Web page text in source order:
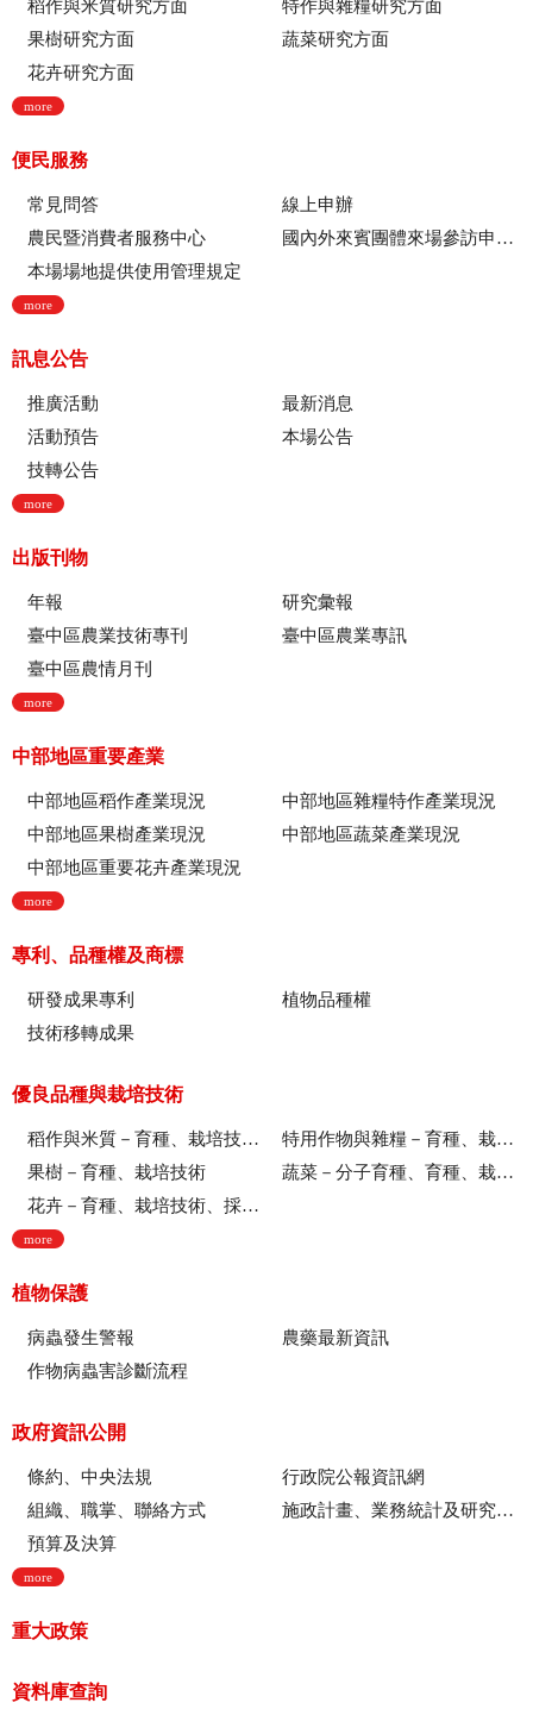
稻作與米質研究方面
特作與雜糧研究方面
果樹研究方面
蔬菜研究方面
花卉研究方面
more
便民服務
常見問答
線上申辦
農民暨消費者服務中心
國內外來賓團體來場參訪申請流程
本場場地提供使用管理規定
more
訊息公告
推廣活動
最新消息
活動預告
本場公告
技轉公告
more
出版刊物
年報
研究彙報
臺中區農業技術專刊
臺中區農業專訊
臺中區農情月刊
more
中部地區重要產業
中部地區稻作產業現況
中部地區雜糧特作產業現況
中部地區果樹產業現況
中部地區蔬菜產業現況
中部地區重要花卉產業現況
more
專利、品種權及商標
研發成果專利
植物品種權
技術移轉成果
優良品種與栽培技術
稻作與米質－育種、栽培技術、綜合、稻米品質
特用作物與雜糧－育種、栽培技術
果樹－育種、栽培技術
蔬菜－分子育種、育種、栽培技術
花卉－育種、栽培技術、採後技術、組織培養、園藝療育、產業推廣
more
植物保護
病蟲發生警報
農藥最新資訊
作物病蟲害診斷流程
政府資訊公開
條約、中央法規
行政院公報資訊網
組織、職掌、聯絡方式
施政計畫、業務統計及研究報告
預算及決算
more
重大政策
資料庫查詢